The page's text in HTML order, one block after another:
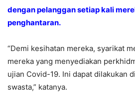
dengan pelanggan setiap kali
penghantaran.
“Demi kesihatan mereka, syarikat
mereka yang menyediakan
ujian Covid-19. Ini dapat dilakukan
swasta,” katanya.